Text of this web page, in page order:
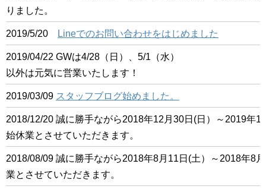
りました。
2019/5/20 Lineでのお問い合わせをはじめました
2019/04/22 GWは4/28（日）、5/1（水）
以外は元気に営業いたします！
2019/03/09 スタッフブログ始めました。
2018/12/20 誠に勝手ながら2018年12月30日(日）～2019年1
始休業とさせていただきます。
2018/08/09 誠に勝手ながら2018年8月11日(土）～2018年8
業とさせていただきます。